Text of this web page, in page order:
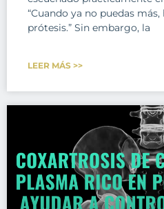
“Cuando ya no puedas
prótesis.” Sin embargo, la
LEER MÁS >>